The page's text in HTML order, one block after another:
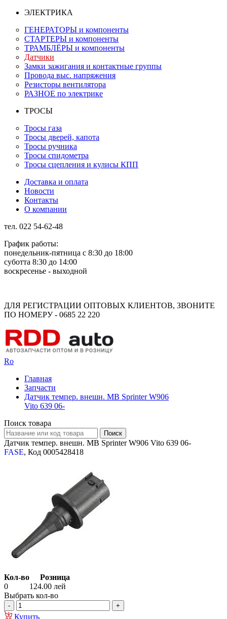
ЭЛЕКТРИКА
ГЕНЕРАТОРЫ и компоненты
СТАРТЕРЫ и компоненты
ТРАМБЛЁРЫ и компоненты
Датчики
Замки зажигания и контактные группы
Провода выс. напряжения
Резисторы вентилятора
РАЗНОЕ по электрике
ТРОСЫ
Тросы газа
Тросы дверей, капота
Тросы ручника
Тросы спидометра
Тросы сцепления и кулисы КПП
Доставка и оплата
Новости
Контакты
О компании
тел. 022 54-62-48
График работы:
понедельник-пятница с 8:30 до 18:00
суботта 8:30 до 14:00
воскресенье - выходной
ДЛЯ РЕГИСТРАЦИИ ОПТОВЫХ КЛИЕНТОВ, ЗВОНИТЕ
ПО НОМЕРУ - 0685 22 220
Ro
Главная
Запчасти
Датчик темпер. внешн. MB Sprinter W906
Vito 639 06-
Поиск товара
Датчик темпер. внешн. MB Sprinter W906 Vito 639 06-
FASE, Код 0005428418
Кол-во
Розница
0
124.00 лей
Выбрать кол-во
Купить